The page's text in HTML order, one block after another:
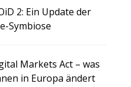
2: Ein Update der
Symbiose
Markets Act – was
in Europa ändert